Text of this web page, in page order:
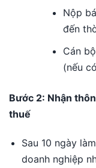
Nộp
đến
Cán
(nếu
Bước 2: Nhận
thuế
Sau 10 ngày
doanh nghiệp